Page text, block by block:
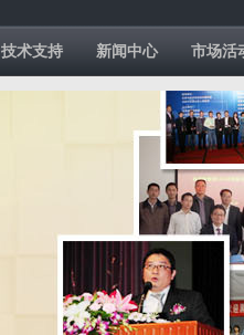
技术支持 新闻中心 市场活